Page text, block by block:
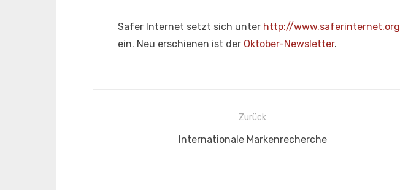
Safer Internet setzt sich unter http://www.saferinternet.org
ein. Neu erschienen ist der Oktober-Newsletter.
BeitragsnavigationZurück
Vorheriger
Internationale Markenrecherche